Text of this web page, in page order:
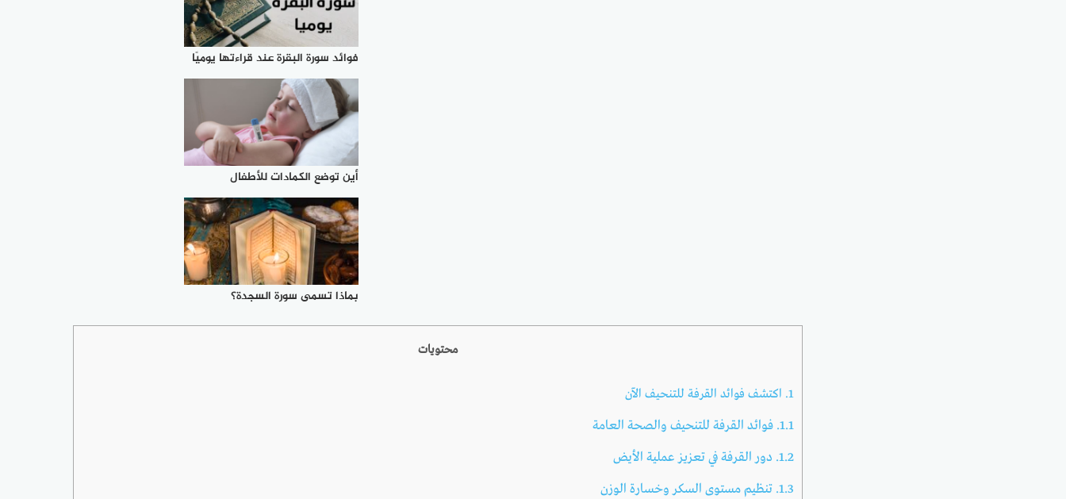
فوائد سورة البقرة عند قراءتها يوميًا
أين توضع الكمادات للأطفال
بماذا تسمى سورة السجدة؟
محتويات
1. اكتشف فوائد القرفة للتنحيف الآن
1.1. فوائد القرفة للتنحيف والصحة العامة
1.2. دور القرفة في تعزيز عملية الأيض
1.3. تنظيم مستوى السكر وخسارة الوزن